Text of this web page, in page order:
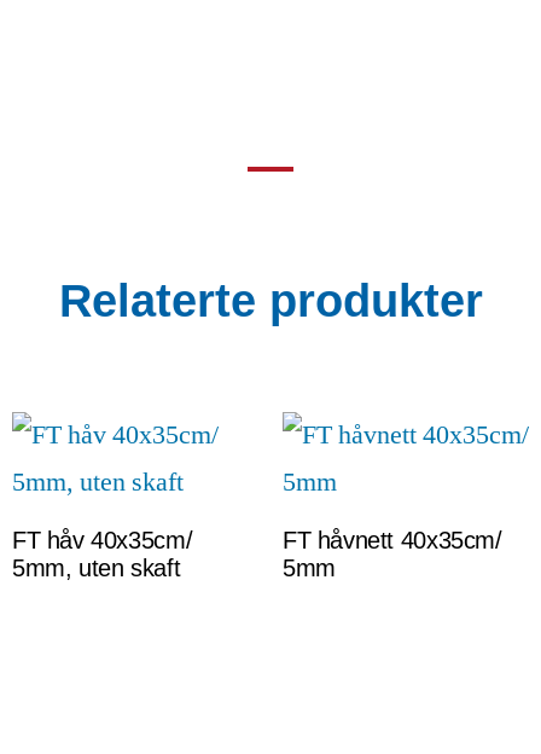
Relaterte produkter
FT håv 40x35cm/
5mm, uten skaft
FT håvnett 40x35cm/
5mm